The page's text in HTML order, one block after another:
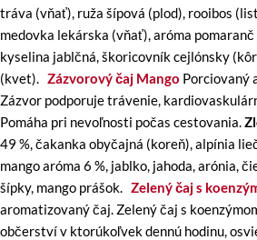
tráva (vňať), ruža šípová (plod), rooibos
medovka lekárska (vňať), aróma
kyselina jablčná, škoricovník cejlónsky
(kvet). Zázvorový čaj Mango Porciovaný
Zázvor podporuje trávenie,
Pomáha pri nevoľnosti počas cestovania.
49 %, čakanka obyčajná (koreň), alpínia
mango aróma 6 %, jablko, jahoda, arónia,
šípky, mango prášok. Zelený čaj s
aromatizovaný čaj. Zelený čaj s
občerství v ktorúkoľvek dennú hodinu,